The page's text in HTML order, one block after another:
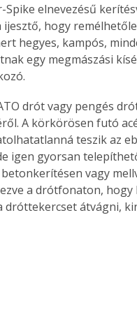
elnevezésű
hogy
hegyes, kampós,
egy megmászási
drót vagy pengés
A körkörösen futó
teszik az
igen gyorsan
vagy
a drótfonaton, hogy
dróttekercset átvágni,